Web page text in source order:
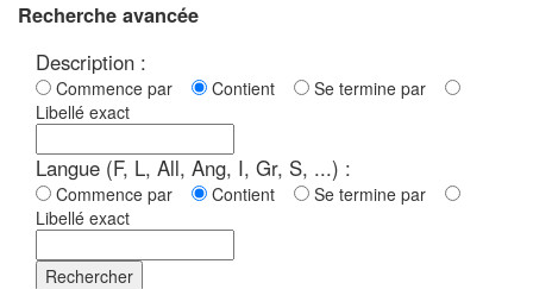
Recherche avancée
Description :
Commence par Contient
Se termine par
Libellé exact
Langue (F, L, All, Ang, I, Gr, S, ...) :
Commence par Contient
Se termine par
Libellé exact
Rechercher